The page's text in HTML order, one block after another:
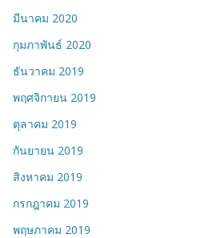
มีนาคม 2020
กุมภาพันธ์ 2020
ธันวาคม 2019
พฤศจิกายน 2019
ตุลาคม 2019
กันยายน 2019
สิงหาคม 2019
กรกฎาคม 2019
พฤษภาคม 2019